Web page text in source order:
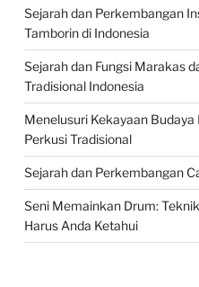
Sejarah dan Perkembangan
Tamborin di Indonesia
Sejarah dan Fungsi Marakas
Tradisional Indonesia
Menelusuri Kekayaan Budaya
Perkusi Tradisional
Sejarah dan Perkembangan
Seni Memainkan Drum:
Harus Anda Ketahui